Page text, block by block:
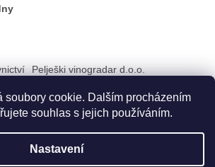
soubory cookie. Dalším procházením
souhlas s jejich používáním.
Nastavení
Pelješki vinogradar d.o.o.